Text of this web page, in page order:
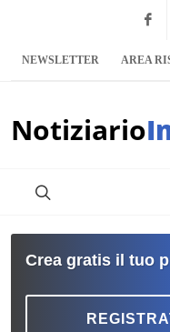
NEWSLETTER AREA
Notiziario
Crea gratis il tuo